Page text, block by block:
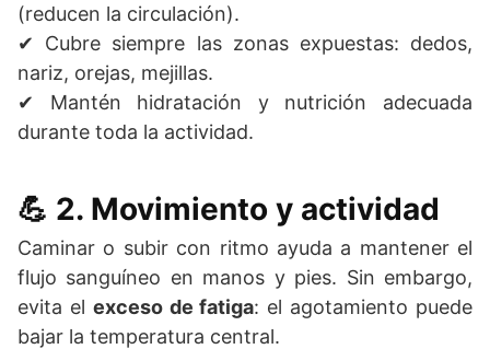
(reducen la circulación).
✔ Cubre siempre las zonas expuestas: dedos,
nariz, orejas, mejillas.
✔ Mantén hidratación y nutrición adecuada
durante toda la actividad.
💪 2. Movimiento y actividad
Caminar o subir con ritmo ayuda a mantener el
flujo sanguíneo en manos y pies. Sin embargo,
evita el exceso de fatiga: el agotamiento puede
bajar la temperatura central.